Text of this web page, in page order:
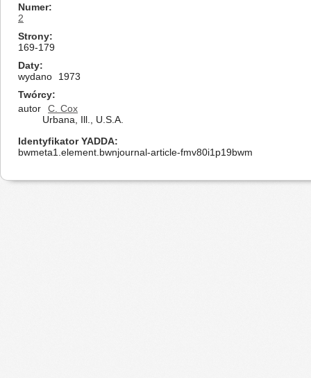
Numer
2
Strony
169-179
Daty
wydano
1973
Twórcy
autor
C. Cox
Urbana, Ill., U.S.A.
Identyfikator YADDA
bwmeta1.element.bwnjournal-article-fmv80i1p19bwm